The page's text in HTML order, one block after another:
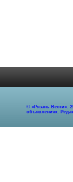
© «Рязань Вести».
объявлениях.